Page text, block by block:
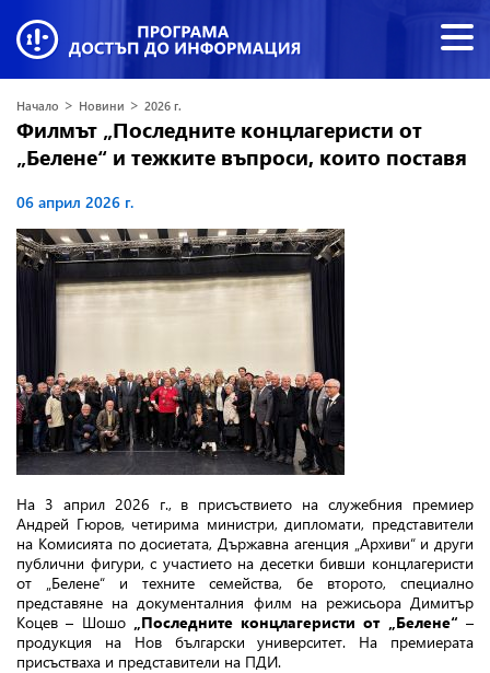
Начало > Новини > 2026 г.
Филмът „Последните концлагеристи от
„Белене“ и тежките въпроси, които поставя
06 април 2026 г.
На 3 април 2026 г., в присъствието на служебния премиер
Андрей Гюров, четирима министри, дипломати, представители
на Комисията по досиетата, Държавна агенция „Архиви“ и други
публични фигури, с участието на десетки бивши концлагеристи
от „Белене“ и техните семейства, бе второто, специално
представяне на документалния филм на режисьора Димитър
Коцев – Шошо „Последните концлагеристи от „Белене“ –
продукция на Нов български университет. На премиерата
присъстваха и представители на ПДИ.